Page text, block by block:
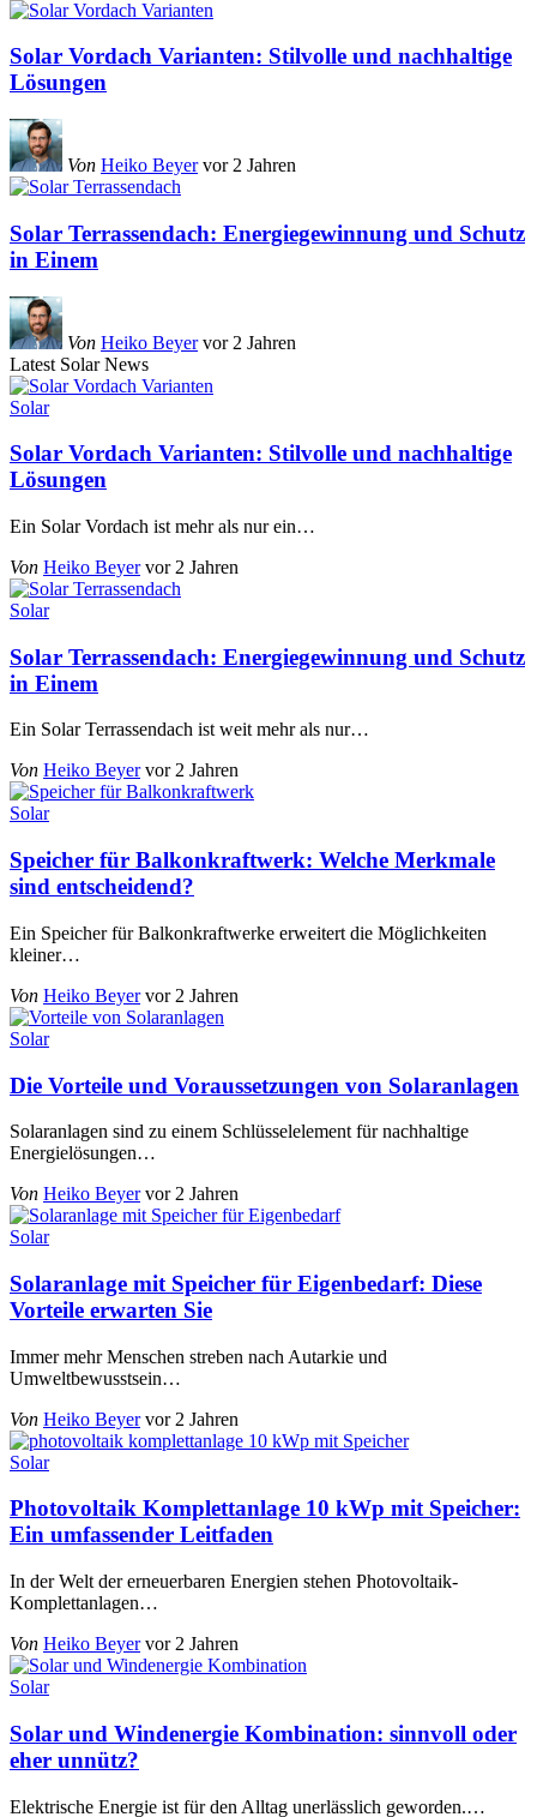
Solar Vordach Varianten: Stilvolle und nachhaltige
Lösungen
Von Heiko Beyer vor 2 Jahren
Solar Terrassendach: Energiegewinnung und Schutz
in Einem
Von Heiko Beyer vor 2 Jahren
Latest Solar News
Solar
Solar Vordach Varianten: Stilvolle und nachhaltige
Lösungen
Ein Solar Vordach ist mehr als nur ein…
Von Heiko Beyer vor 2 Jahren
Solar
Solar Terrassendach: Energiegewinnung und Schutz
in Einem
Ein Solar Terrassendach ist weit mehr als nur…
Von Heiko Beyer vor 2 Jahren
Solar
Speicher für Balkonkraftwerk: Welche Merkmale
sind entscheidend?
Ein Speicher für Balkonkraftwerke erweitert die Möglichkeiten
kleiner…
Von Heiko Beyer vor 2 Jahren
Solar
Die Vorteile und Voraussetzungen von Solaranlagen
Solaranlagen sind zu einem Schlüsselelement für nachhaltige
Energielösungen…
Von Heiko Beyer vor 2 Jahren
Solar
Solaranlage mit Speicher für Eigenbedarf: Diese
Vorteile erwarten Sie
Immer mehr Menschen streben nach Autarkie und
Umweltbewusstsein…
Von Heiko Beyer vor 2 Jahren
Solar
Photovoltaik Komplettanlage 10 kWp mit Speicher:
Ein umfassender Leitfaden
In der Welt der erneuerbaren Energien stehen Photovoltaik-
Komplettanlagen…
Von Heiko Beyer vor 2 Jahren
Solar
Solar und Windenergie Kombination: sinnvoll oder
eher unnütz?
Elektrische Energie ist für den Alltag unerlässlich geworden.…